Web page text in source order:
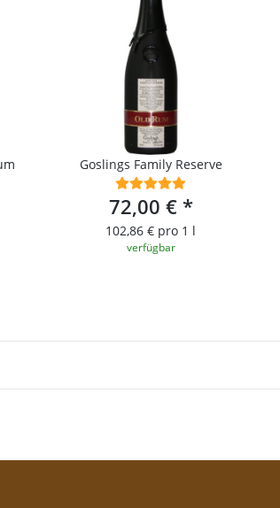
Goslings Family Reserve
72,00 € *
102,86 € pro 1 l
verfügbar